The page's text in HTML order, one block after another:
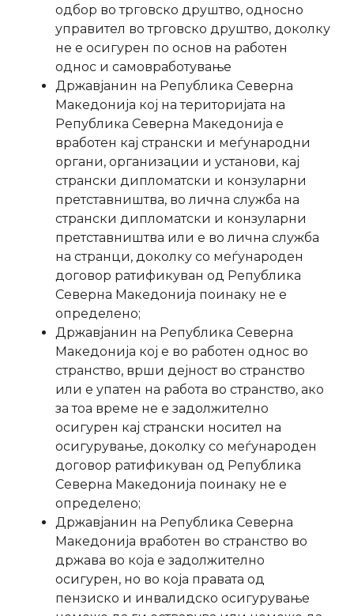
одбор во трговско друштво, односно
управител во трговско друштво, доколку
не е осигурен по основ на работен
однос и самовработување
Државјанин на Република Северна
Македонија кој на територијата на
Република Северна Македонија е
вработен кај странски и меѓународни
органи, организации и установи, кај
странски дипломатски и конзуларни
претставништва, во лична служба на
странски дипломатски и конзуларни
претставништва или е во лична служба
на странци, доколку со меѓународен
договор ратификуван од Република
Северна Македонија поинаку не е
определено;
Државјанин на Република Северна
Македонија кој е во работен однос во
странство, врши дејност во странство
или е упатен на работа во странство, ако
за тоа време не е задолжително
осигурен кај странски носител на
осигурување, доколку со меѓународен
договор ратификуван од Република
Северна Македонија поинаку не е
определено;
Државјанин на Република Северна
Македонија вработен во странство во
држава во која е задолжително
осигурен, но во која правата од
пензиско и инвалидско осигурување